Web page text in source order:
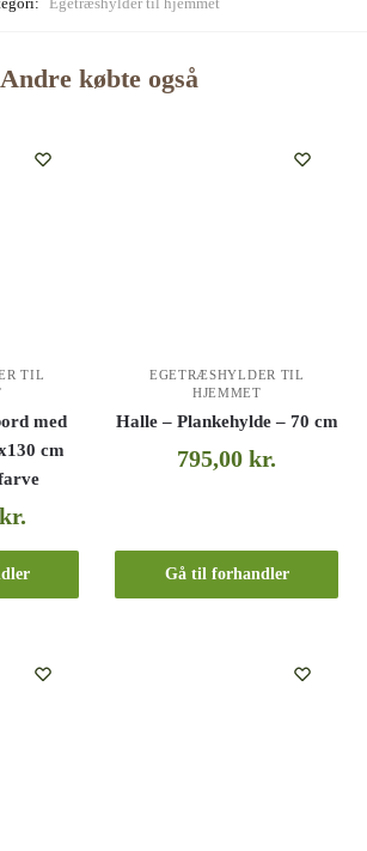
Andre købte også
TIL
med
cm
kr.
EGETRÆSHYLDER TIL
HJEMMET
Halle – Plankehylde – 70 cm
795,00kr.
Gå til forhandler